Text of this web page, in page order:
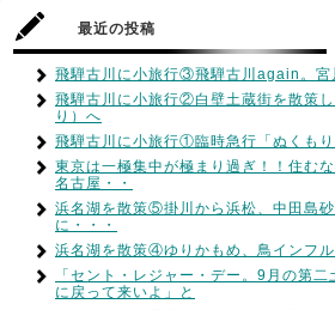
最近の投稿
飛騨古川に小旅行③飛騨古川again。宮
飛騨古川に小旅行②白壁土蔵街を散策
り）へ
飛騨古川に小旅行①臨時急行「ぬくもり
東京は一極集中が極まり過ぎ！！住む
名古屋・・
浜名湖を散策⑤掛川から浜松、中田島
に・・・
浜名湖を散策④ゆりかもめ、鳥インフル
「セント・レジャー・デー。9月の第
に戻って来いよ」と